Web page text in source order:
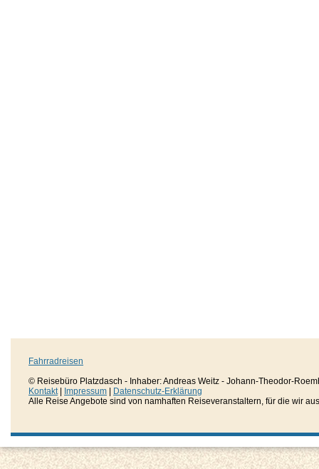
Fahrradreisen
© Reisebüro Platzdasch - Inhaber: Andreas Weitz - Johann-Theodor-
Kontakt| Impressum
Datenschutz-Erklärung
Alle Reise Angebote sind von namhaften Reiseveranstaltern, für die wir